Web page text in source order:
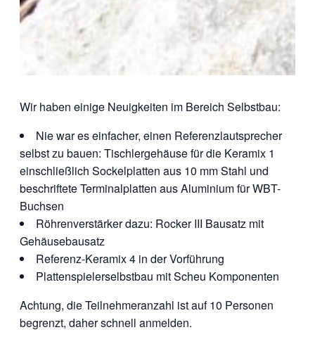
Wir haben einige Neuigkeiten im Bereich Selbstbau:
Nie war es einfacher, einen Referenzlautsprecher
selbst zu bauen: Tischlergehäuse für die Keramix 1
einschließlich Sockelplatten aus 10 mm Stahl und
beschriftete Terminalplatten aus Aluminium für WBT-
Buchsen
Röhrenverstärker dazu: Rocker III Bausatz mit
Gehäusebausatz
Referenz-Keramix 4 in der Vorführung
Plattenspielerselbstbau mit Scheu Komponenten
Achtung, die Teilnehmeranzahl ist auf 10 Personen
begrenzt, daher schnell anmelden.